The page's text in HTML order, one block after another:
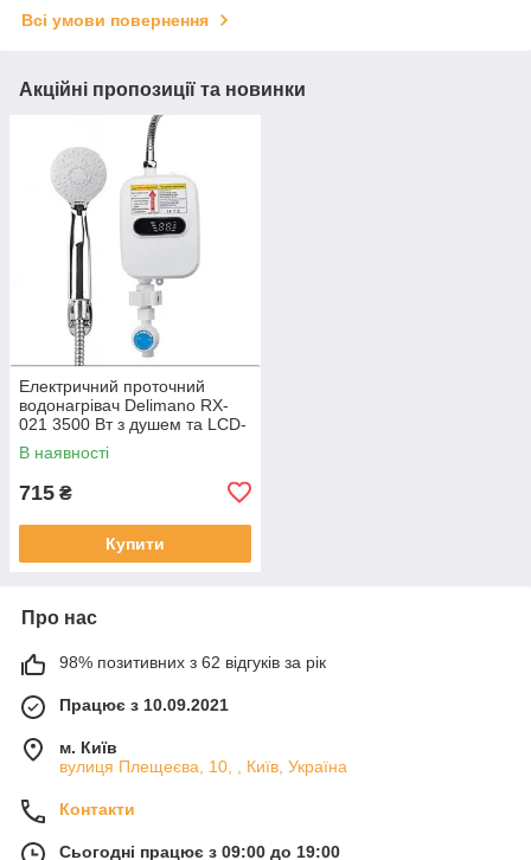
Всі умови повернення
Акційні пропозиції та новинки
Електричний проточний
водонагрівач Delimano RX-
021 3500 Вт з душем та LCD-
дисплеєм
В наявності
715 ₴
Купити
Про нас
98% позитивних з 62 відгуків за рік
Працює з 10.09.2021
м. Київ
вулиця Плещеєва, 10, , Київ, Україна
Контакти
Сьогодні працює з 09:00 до 19:00